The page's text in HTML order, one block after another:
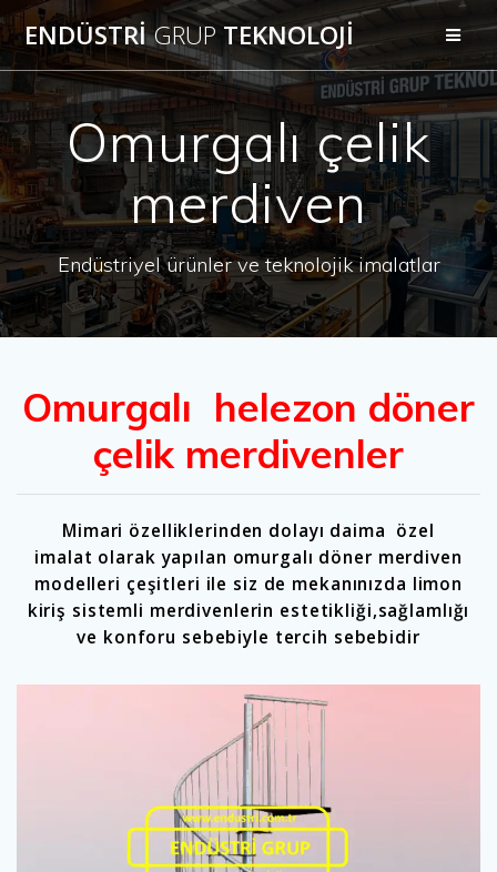
Skip
to
content
ENDÜSTRİGRUP TEKNOLOJİ
Omurgalı çelik
merdiven
Endüstriyel ürünler ve teknolojik imalatlar
Omurgalı helezon döner
çelik merdivenler
Mimari özelliklerinden dolayı daima özel
imalat olarak yapılan omurgalı döner merdiven
modelleri çeşitleri ile siz de mekanınızda limon
kiriş sistemli merdivenlerin estetikliği,sağlamlığı
ve konforu sebebiyle tercih sebebidir